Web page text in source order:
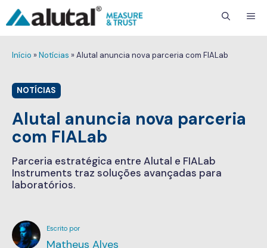
Início »Notícias »Alutal anuncia nova parceria com FIALab
NOTÍCIAS
Alutal anuncia nova parceria
com FIALab
Parceria estratégica entre Alutal e FIALab
Instruments traz soluções avançadas para
laboratórios.
Matheus Alves